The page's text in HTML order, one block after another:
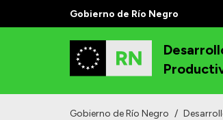
Gobierno de Río Negro
Gobierno de Río Negro /